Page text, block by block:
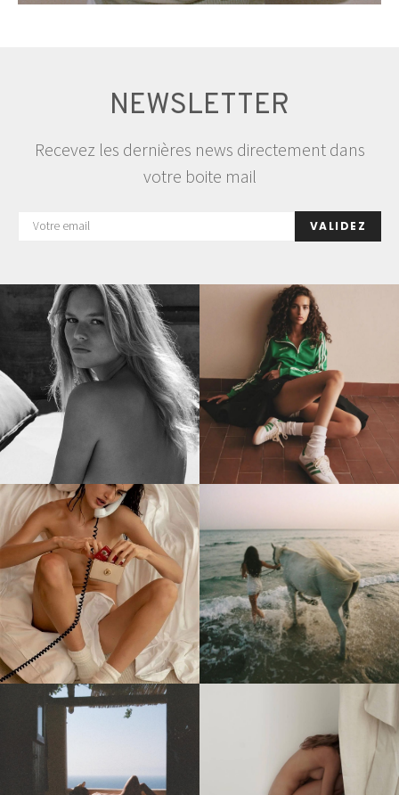
NEWSLETTER
Recevez les dernières news directement dans
votre boite mail
VALIDEZ